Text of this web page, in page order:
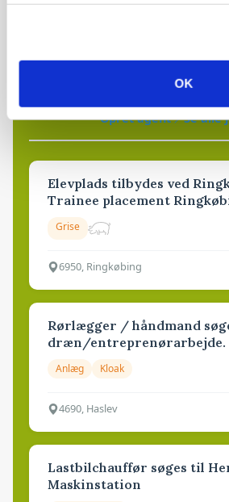
OK
i samarbejde med
Opret agent
Se alle
Elevplads tilbydes ved
Trainee placement
Grise
6950, Ringkøbing
Rørlægger / håndmand
dræn/entreprenørarbejde.
Anlæg Kloak
4690, Haslev
Lastbilchauffør søges til
Maskinstation